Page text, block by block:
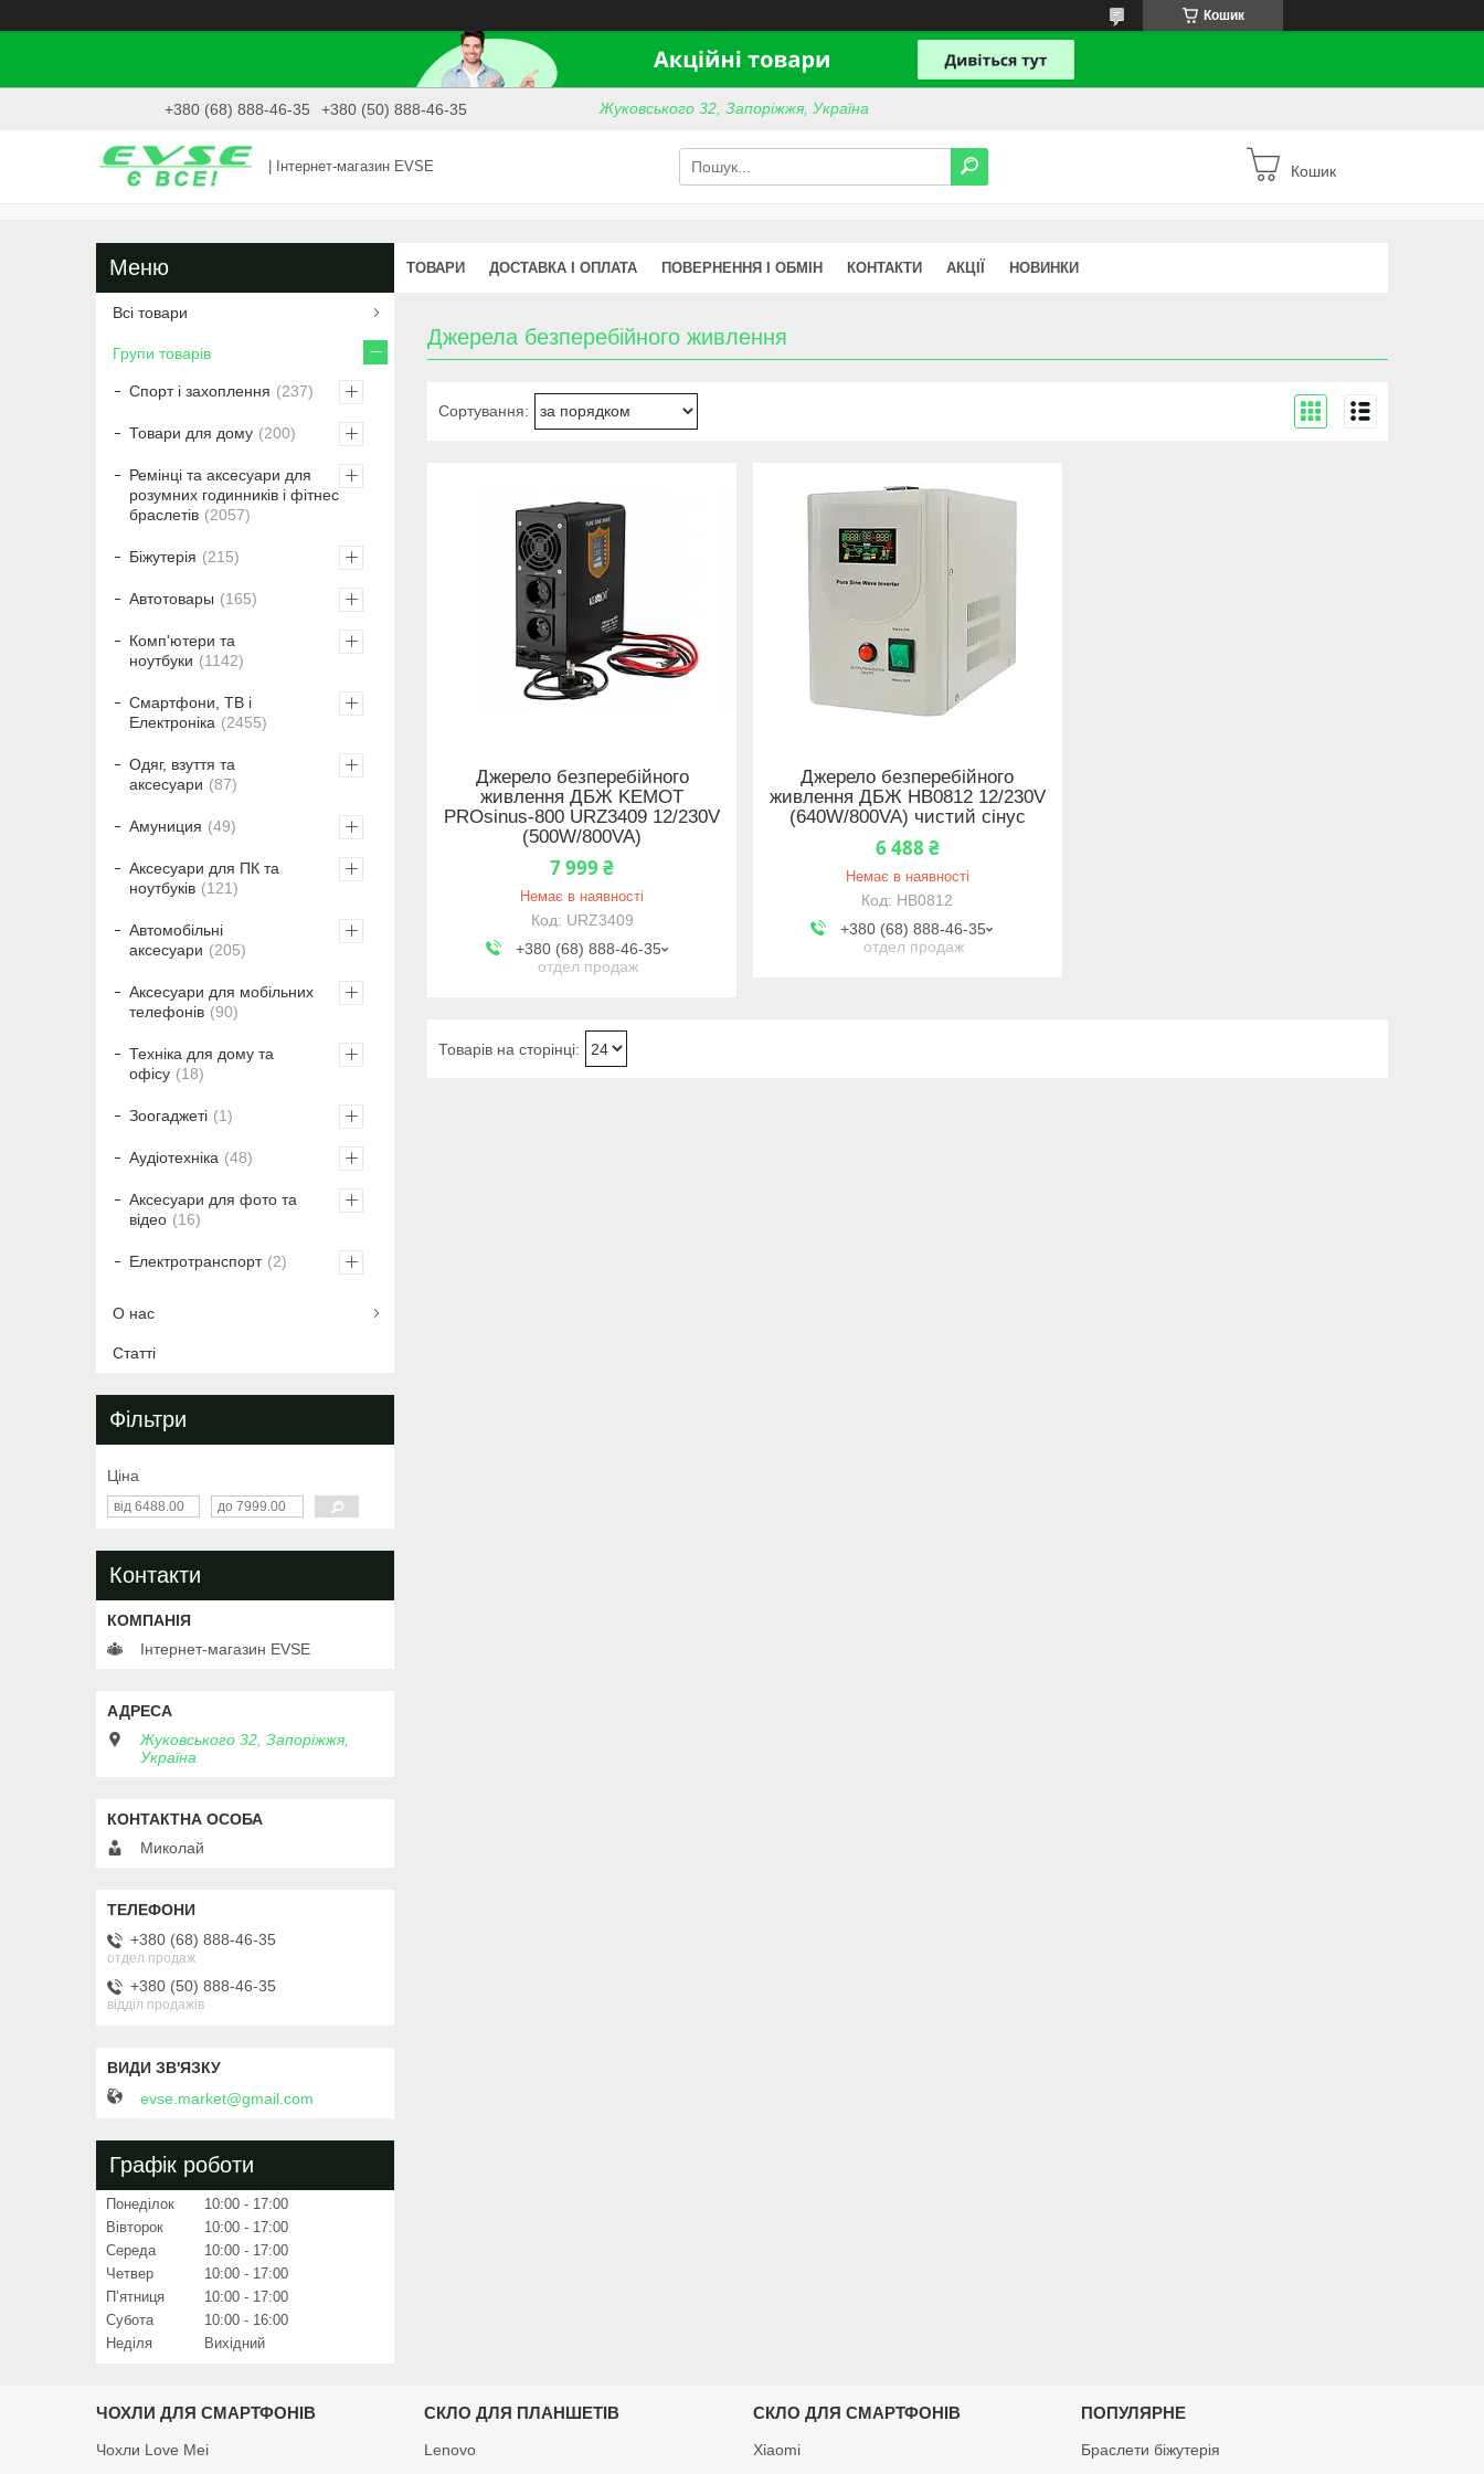
Кошик
+380 (68) 888-46-35 +380 (50) 888-46-35 Жуковського 32, Запоріжжя, Україна
| Інтернет-магазин EVSE Кошик
ТОВАРИ ДОСТАВКА І ОПЛАТА ПОВЕРНЕННЯ І ОБМІН КОНТАКТИ АКЦІЇ НОВИНКИ
Джерела безперебійного живлення
Джерело безперебійного
живлення ДБЖ KEMOT
PROsinus-800 URZ3409 12/230V
(500W/800VA)
7 999 ₴
Немає в наявності
URZ3409
+380 (68) 888-46-35
отдел продаж
Джерело безперебійного
живлення ДБЖ HB0812 12/230V
(640W/800VA) чистий сінус
6 488 ₴
Немає в наявності
HB0812
+380 (68) 888-46-35
отдел продаж
Всі товари
Групи товарів
Спорт і захоплення 237
Товари для дому 200
Ремінці та аксесуари для
розумних годинників і фітнес
браслетів
2057
Біжутерія 215
Автотовары 165
Комп'ютери та
ноутбуки
1142
Смартфони, ТВ і
Електроніка
2455
Одяг, взуття та
аксесуари
87
Амуниция 49
Аксесуари для ПК та
ноутбуків
121
Автомобільні
аксесуари
205
Аксесуари для мобільних
телефонів
90
Техніка для дому та
офісу
18
Зоогаджеті 1
Аудіотехніка 48
Аксесуари для фото та
відео
16
Електротранспорт 2
О нас
Статті
Фільтри
Ціна
Контакти
Інтернет-магазин EVSE
Жуковського 32, Запоріжжя,
Україна
Миколай
+380 (68) 888-46-35
отдел продаж
+380 (50) 888-46-35
відділ продажів
evse.market@gmail.com
Графік роботи
Понеділок 10:00
17:00
Вівторок
10:00
17:00
Середа
10:00
17:00
Четвер
10:00
17:00
Пʼятниця
10:00
17:00
Субота
10:00
16:00
Неділя
Вихідний
ЧОХЛИ ДЛЯ СМАРТФОНІВ
Чохли Love Mei
СКЛО ДЛЯ ПЛАНШЕТІВ
Lenovo
СКЛО ДЛЯ СМАРТФОНІВ
Xiaomi
ПОПУЛЯРНЕ
Браслети біжутерія